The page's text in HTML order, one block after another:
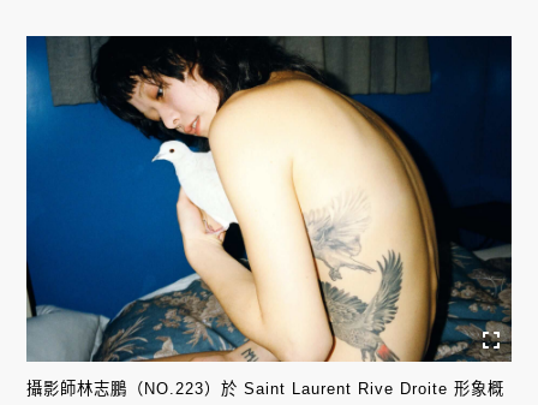
攝影師林志鵬（NO.223）於 Saint Laurent Rive Droite 形象概